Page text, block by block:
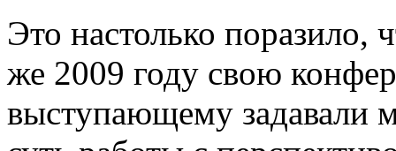
Это настолько поразило,
же 2009 году свою
выступающему задавали